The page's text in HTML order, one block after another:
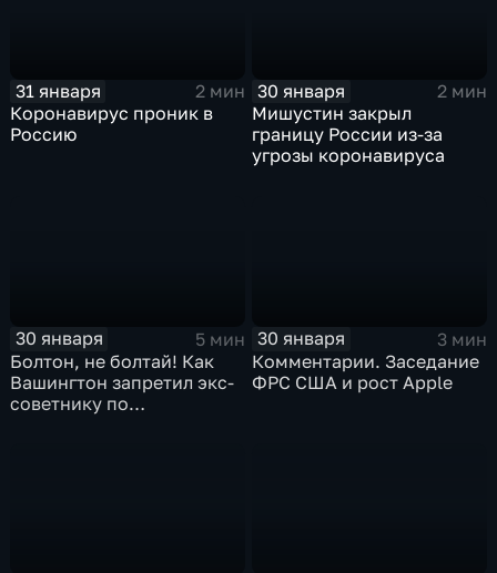
31 января
2 мин
Коронавирус проник в
Россию
30 января
2 мин
Мишустин закрыл
границу России из-за
угрозы коронавируса
30 января
5 мин
Болтон, не болтай! Как
Вашингтон запретил экс-
советнику по
30 января
3 мин
Комментарии. Заседание
ФРС США и рост Apple